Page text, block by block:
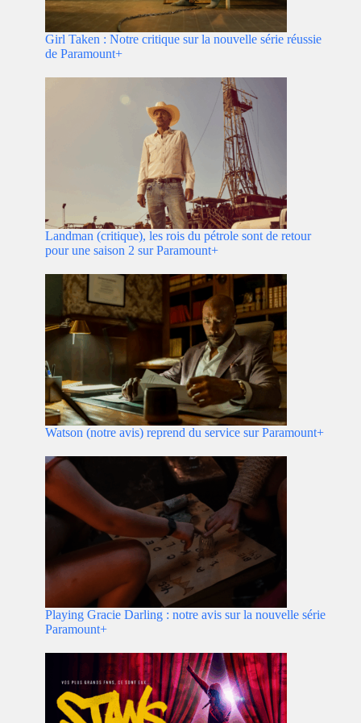
Girl Taken : Notre critique sur la nouvelle série réussie
de Paramount+
Landman (critique), les rois du pétrole sont de retour
pour une saison 2 sur Paramount+
Watson (notre avis) reprend du service sur Paramount+
Playing Gracie Darling : notre avis sur la nouvelle série
Paramount+